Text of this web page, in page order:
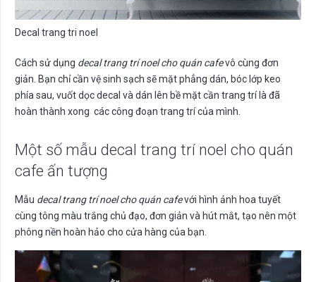
Decal trang tri noel
Cách sử dụng decal trang trí noel cho quán cafevô cùng đơn
giản. Bạn chỉ cần vệ sinh sạch sẽ mặt phẳng dán, bóc lớp keo
phía sau, vuốt dọc decal và dán lên bề mặt cần trang trí là đã
hoàn thành xong các công đoạn trang trí của mình.
Một số mẫu decal trang trí noel cho quán
cafe ấn tượng
Mẫu decal trang trí noel cho quán cafevới hình ảnh hoa tuyết
cùng tông màu trắng chủ đạo, đơn giản và hút mắt, tạo nên một
phông nền hoàn hảo cho cửa hàng của bạn.